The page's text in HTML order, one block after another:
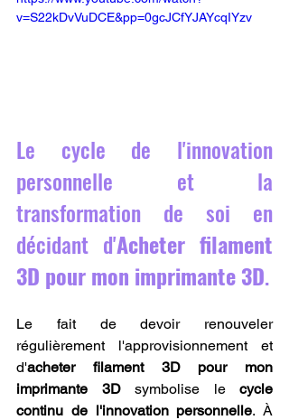
v=S22kDvVuDCE&pp=0gcJCfYJAYcqIYzv
Le cycle de l'innovation
personnelle et la
transformation de soi en
décidant d'Acheter filament
3D pour mon imprimante 3D.
Le fait de devoir renouveler
régulièrement l'approvisionnement et
d'acheter filament 3D pour mon
imprimante 3D symbolise le cycle
continu de l'innovation personnelle. À